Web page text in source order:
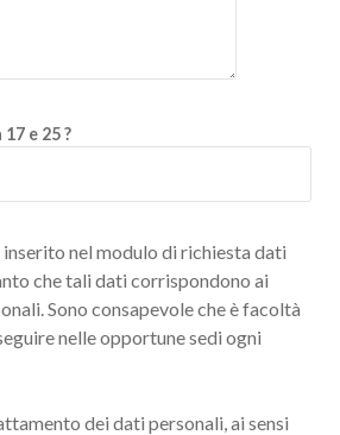
e 25 ?
nel modulo di richiesta dati
che tali dati corrispondono ai
Sono consapevole che è facoltà
nelle opportune sedi ogni
dei dati personali, ai sensi